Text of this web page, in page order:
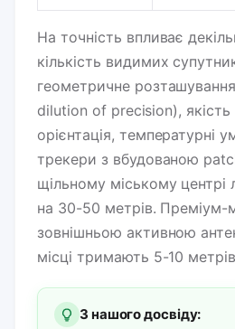
На точність впливає
кількість видимих
геометричне
dilution of precision), якість
орієнтація, температурні
трекери з вбудованою
щільному міському центрі
на 30-50 метрів. Преміум-
зовнішньою активною
місці тримають 5-10
З нашого досвіду: